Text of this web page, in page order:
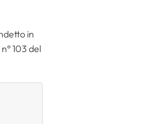
in
103 del